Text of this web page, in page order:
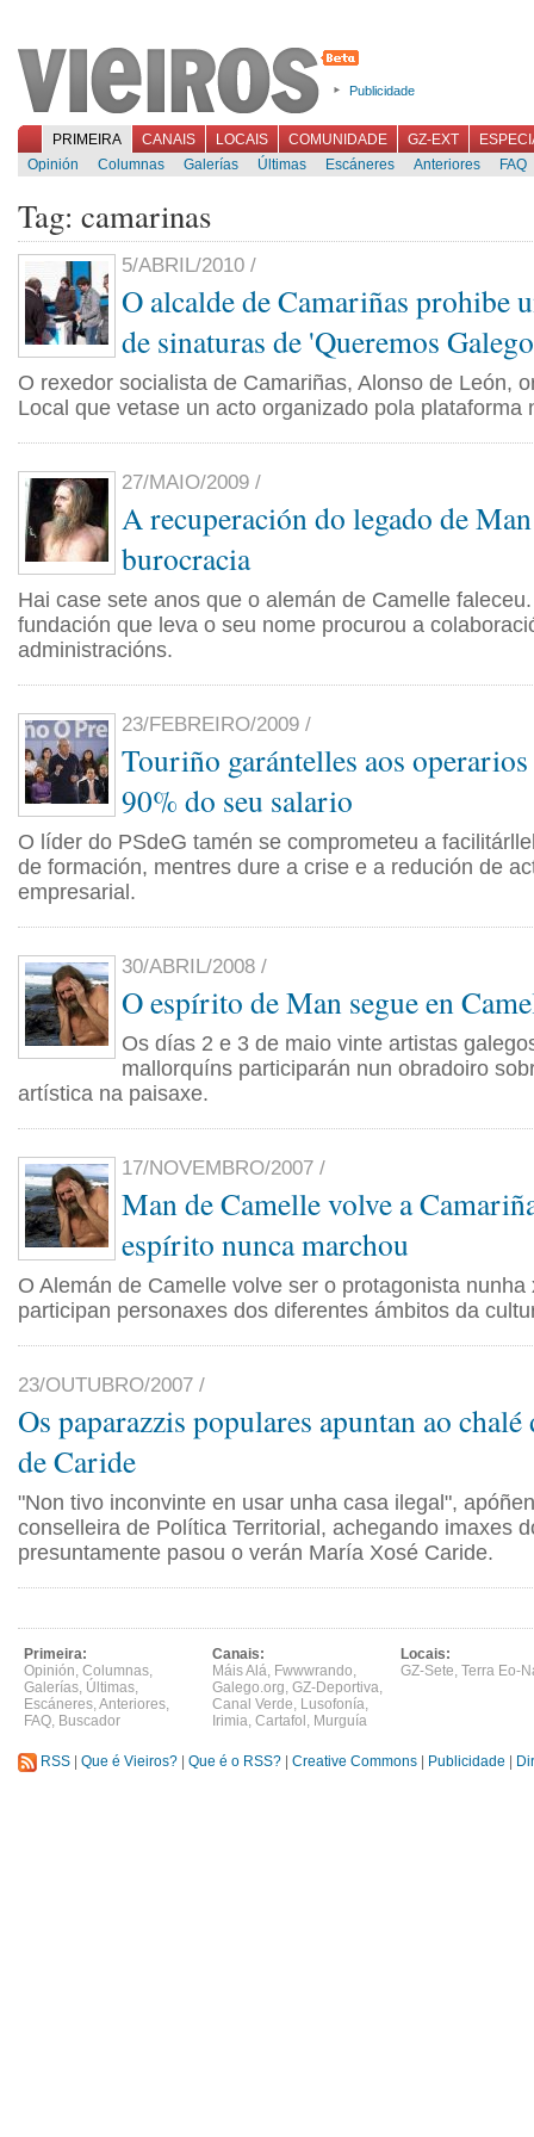
Publicidade
PRIMEIRA CANAIS LOCAIS COMUNIDADE GZ-EXT
Opinión
Columnas Galerías Últimas Escáneres Anteriores FAQ
Tag: camarinas
5/ABRIL/2010 /
O alcalde de Camariñas prohibe
de sinaturas de 'Queremos
O rexedor socialista de Camariñas, Alonso de León,
Local que vetase un acto organizado pola plataforma
27/MAIO/2009 /
A recuperación do legado de
burocracia
Hai case sete anos que o alemán de Camelle
fundación que leva o seu nome procurou a
administracións.
23/FEBREIRO/2009 /
Touriño garántelles aos
90% do seu salario
O líder do PSdeG tamén se comprometeu a
de formación, mentres dure a crise e a redución de
empresarial.
30/ABRIL/2008 /
O espírito de Man segue en
Os días 2 e 3 de maio vinte artistas
mallorquíns participarán nun obradoiro
artística na paisaxe.
17/NOVEMBRO/2007 /
Man de Camelle volve a
espírito nunca marchou
O Alemán de Camelle volve ser o protagonista nunha
participan personaxes dos diferentes ámbitos da
23/OUTUBRO/2007 /
Os paparazzis populares apuntan ao chalé
de Caride
"Non tivo inconvinte en usar unha casa ilegal",
conselleira de Política Territorial, achegando imaxes
presuntamente pasou o verán María Xosé Caride.
Primeira:
Opinión, Columnas,
Galerías, Últimas,
Escáneres,Anteriores,
FAQ, Buscador
Canais:
Máis Alá, Fwwwrando,
Galego.org, GZ-Deportiva,
Canal Verde, Lusofonía,
Irimia, Cartafol , Murguía
Locais:
GZ-Sete, Terra Eo-
RSS Que é Vieiros? Que é o RSS? Creative Commons Publicidade